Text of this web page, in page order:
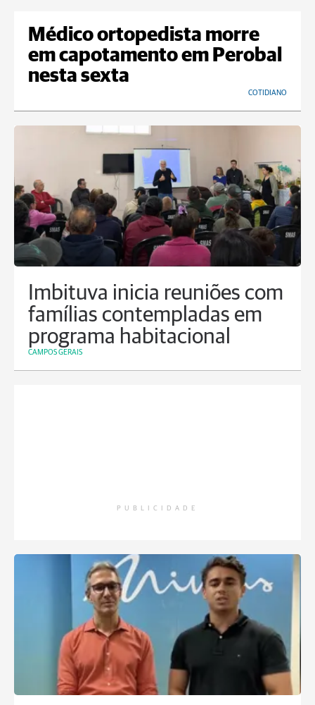
Médico ortopedista morre
em capotamento em Perobal
nesta sexta
COTIDIANO
Imbituva inicia reuniões com
famílias contempladas em
programa habitacional
CAMPOS GERAIS
PUBLICIDADE